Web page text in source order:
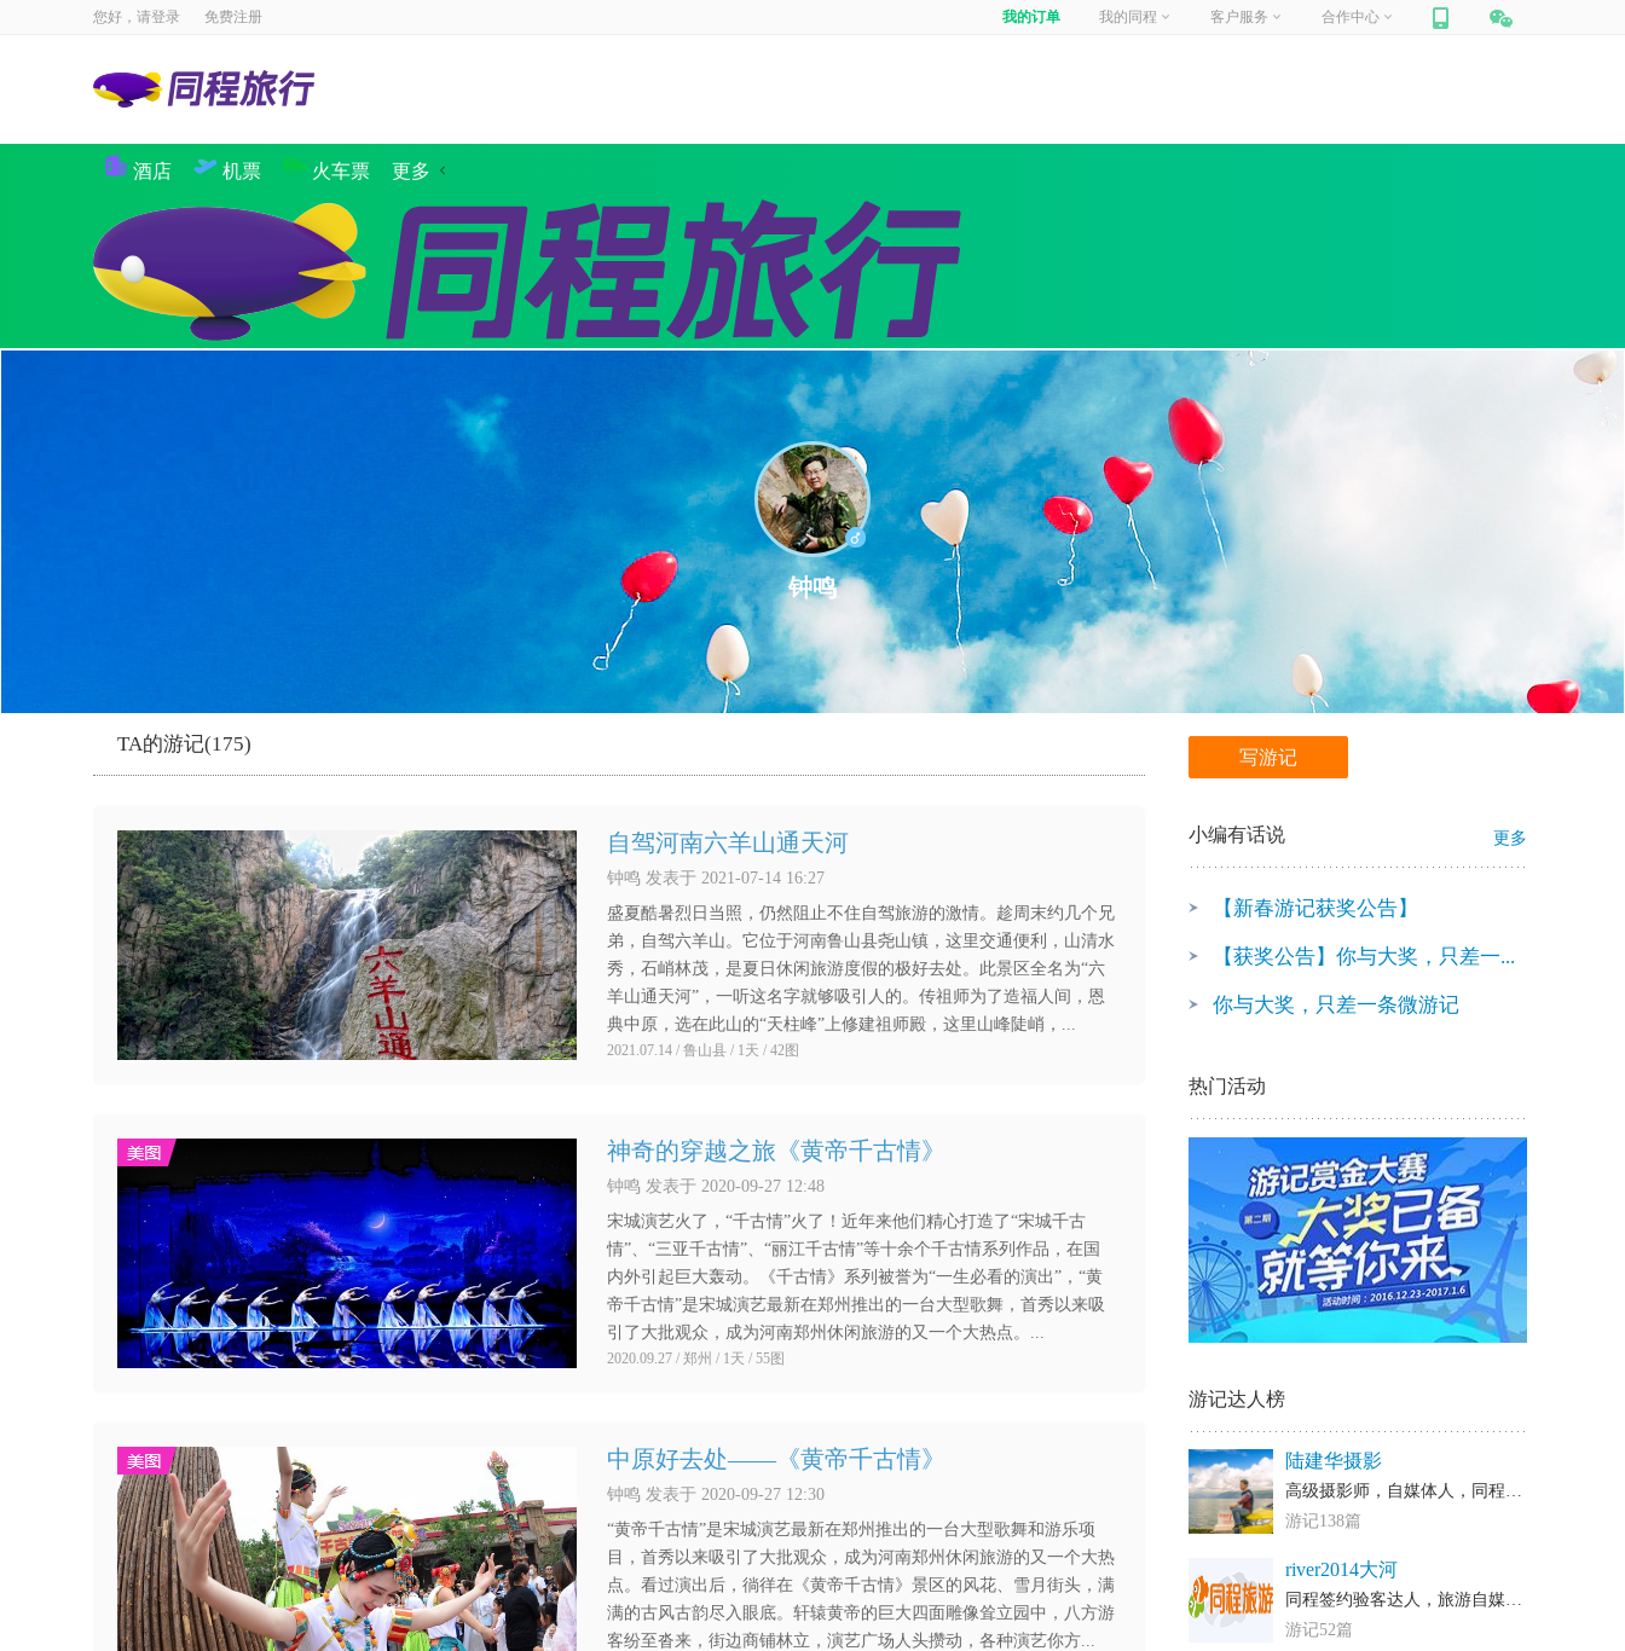
您好，请登录 免费注册 我的订单 我的同程
我的收藏
客户服务
包团定制
合作中心
商旅合作
酒店
国内酒店
机票
国际·港澳机票 同程商旅
火车票 更多
景点
境内游首页
出境游
出境定制
邮轮
邮轮
团队定制
国内航线
保险
钟鸣
TA的游记(175)
自驾河南六羊山通天河
钟鸣 发表于 2021-07-14 16:27
盛夏酷暑烈日当照，仍然阻止不住自驾旅游的激情。趁周末约几个兄
弟，自驾六羊山。它位于河南鲁山县尧山镇，这里交通便利，山清水
秀，石峭林茂，是夏日休闲旅游度假的极好去处。此景区全名为“六
羊山通天河”，一听这名字就够吸引人的。传祖师为了造福人间，恩
典中原，选在此山的“天柱峰”上修建祖师殿，这里山峰陡峭，...
2021.07.14 / 鲁山县 / 1天 / 42图
神奇的穿越之旅《黄帝千古情》
钟鸣 发表于 2020-09-27 12:48
宋城演艺火了，“千古情”火了！近年来他们精心打造了“宋城千古
情”、“三亚千古情”、“丽江千古情”等十余个千古情系列作品，在国
内外引起巨大轰动。《千古情》系列被誉为“一生必看的演出”，“黄
帝千古情”是宋城演艺最新在郑州推出的一台大型歌舞，首秀以来吸
引了大批观众，成为河南郑州休闲旅游的又一个大热点。...
2020.09.27 / 郑州 / 1天 / 55图
中原好去处——《黄帝千古情》
钟鸣 发表于 2020-09-27 12:30
“黄帝千古情”是宋城演艺最新在郑州推出的一台大型歌舞和游乐项
目，首秀以来吸引了大批观众，成为河南郑州休闲旅游的又一个大热
点。看过演出后，徜徉在《黄帝千古情》景区的风花、雪月街头，满
满的古风古韵尽入眼底。轩辕黄帝的巨大四面雕像耸立园中，八方游
客纷至沓来，街边商铺林立，演艺广场人头攒动，各种演艺你方...
写游记
小编有话说 更多
【新春游记获奖公告】
【获奖公告】你与大奖，只差一...
你与大奖，只差一条微游记
热门活动
游记达人榜
陆建华摄影
高级摄影师，自媒体人，同程等各大网站的认证旅行家
游记138篇
river2014大河
同程签约验客达人，旅游自媒体作者，各大网站签约旅行达人
游记52篇